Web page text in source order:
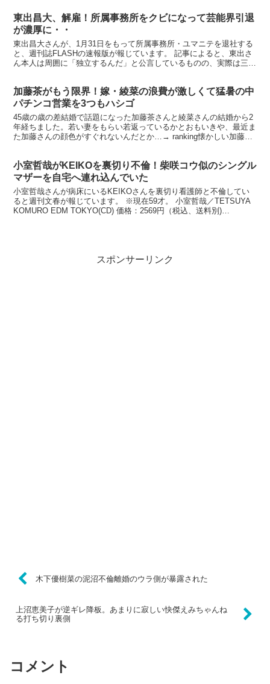
東出昌大、解雇！所属事務所をクビになって芸能界引退
が濃厚に・・
東出昌大さんが、1月31日をもって所属事務所・ユマニテを退社する
と、週刊誌FLASHの速報版が報じています。 記事によると、東出さ
ん本人は周囲に「独立するんだ」と公言しているものの、実際は三行
加藤茶がもう限界！嫁・綾菜の浪費が激しくて猛暑の中
パチンコ営業を3つもハシゴ
45歳の歳の差結婚で話題になった加藤茶さんと綾菜さんの結婚から2
年経ちました。若い妻をもらい若返っているかとおもいきや、最近ま
た加藤さんの顔色がすぐれないんだとか…→ ranking懐かしい加藤茶
小室哲哉がKEIKOを裏切り不倫！柴咲コウ似のシングル
マザーを自宅へ連れ込んでいた
小室哲哉さんが病床にいるKEIKOさんを裏切り看護師と不倫してい
ると週刊文春が報じています。 ※現在59才。 小室哲哉／TETSUYA
KOMURO EDM TOKYO(CD) 価格：2569円（税込、送料別)
スポンサーリンク
木下優樹菜の泥沼不倫離婚のウラ側が暴露された
上沼恵美子が逆ギレ降板。あまりに寂しい快傑えみちゃんね
る打ち切り裏側
コメント